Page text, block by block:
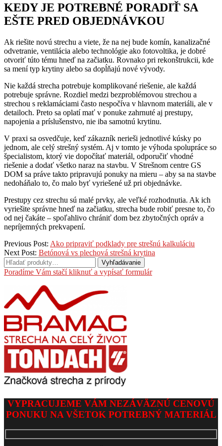
KEDY JE POTREBNÉ PORADIŤ SA
EŠTE PRED OBJEDNÁVKOU
Ak riešite novú strechu a viete, že na nej bude komín, kanalizačné
odvetranie, ventilácia alebo technológie ako fotovoltika, je dobré
otvoriť túto tému hneď na začiatku. Rovnako pri rekonštrukcii, kde
sa mení typ krytiny alebo sa dopĺňajú nové vývody.
Nie každá strecha potrebuje komplikované riešenie, ale každá
potrebuje správne. Rozdiel medzi bezproblémovou strechou a
strechou s reklamáciami často nespočíva v hlavnom materiáli, ale v
detailoch. Preto sa oplatí mať v ponuke zahrnuté aj prestupy,
napojenia a príslušenstvo, nie iba samotnú krytinu.
V praxi sa osvedčuje, keď zákazník nerieši jednotlivé kúsky po
jednom, ale celý strešný systém. Aj v tomto je výhoda spolupráce so
špecialistom, ktorý vie dopočítať materiál, odporučiť vhodné
riešenie a dodať všetko naraz na stavbu. V Strešnom centre GS
DOM sa práve takto pripravujú ponuky na mieru – aby sa na stavbe
nedoháňalo to, čo malo byť vyriešené už pri objednávke.
Prestupy cez strechu sú malé prvky, ale veľké rozhodnutia. Ak ich
vyriešite správne hneď na začiatku, strecha bude robiť presne to, čo
od nej čakáte – spoľahlivo chrániť dom bez zbytočných opráv a
nepríjemných prekvapení.
2026-
05-
31
Previous Post: Ako pripraviť podklady pre strešnú kalkuláciu
Next Post: Betónová vs plechová strešná krytina
Hľadať:
Vyhľadávanie
Poradíme Vám stačí kliknuť a vypísať formulár
VYPRACUJEME VÁM NEZÁVÄZNÚ CENOVÚ
PONUKU NA VŠETOK POTREBNÝ MATERIÁL